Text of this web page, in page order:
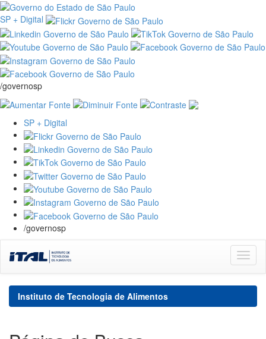
SP + Digital
/governosp
SP + Digital
/governosp
navigation
Instituto de Tecnologia de Alimentos